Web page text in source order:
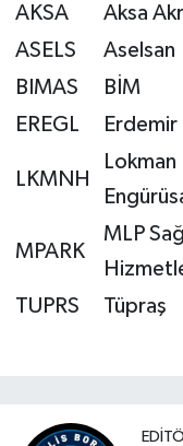
AKSA
Aksa
ASELS
Aselsan
BIMAS
BİM
EREGL
Erdemir
LKMNH
Lokman
MPARK
MLP
TUPRS Tüpraş